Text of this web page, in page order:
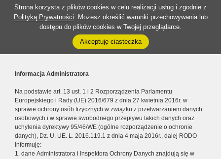
Strona korzysta z plików cookies w celu realizacji usług i zgodnie z
Polityką Prywatności. Możesz określić warunki przechowywania lub
dostępu do plików cookies w Twojej przeglądarce.
Akceptuję ciasteczka
Informacja Administratora
Na podstawie art. 13 ust. 1 i 2 Rozporządzenia Parlamentu
Europejskiego i Rady (UE) 2016/679 z dnia 27 kwietnia 2016r. w
sprawie ochrony osób fizycznych w związku z przetwarzaniem danych
osobowych i w sprawie swobodnego przepływu takich danych oraz
uchylenia dyrektywy 95/46/WE (ogólne rozporządzenie o ochronie
danych), Dz. U. UE. L. 2016.119.1 z dnia 4 maja 2016r., dalej RODO
informuję:
1. dane Administratora i Inspektora Ochrony Danych znajdują się w